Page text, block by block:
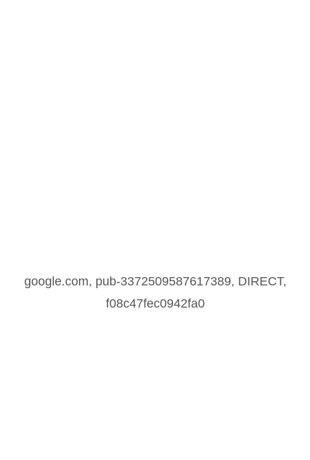
google.com, pub-3372509587617389, DIRECT,
f08c47fec0942fa0